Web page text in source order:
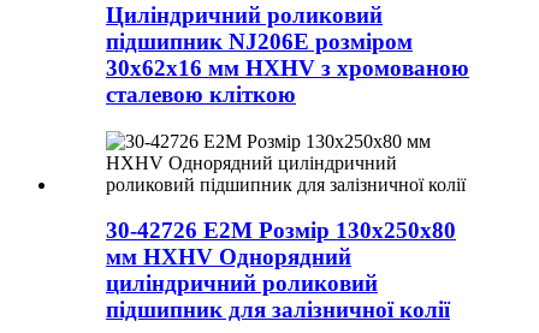
Циліндричний роликовий
підшипник NJ206E розміром
30x62x16 мм HXHV з хромованою
сталевою кліткою
30-42726 E2M Розмір 130x250x80
мм HXHV Однорядний
циліндричний роликовий
підшипник для залізничної колії